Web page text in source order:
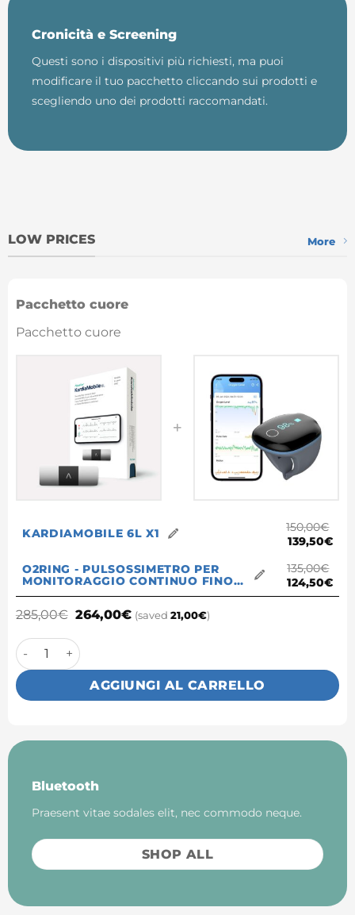
Cronicità e Screening
Questi sono i dispositivi più richiesti, ma puoi
modificare il tuo pacchetto cliccando sui prodotti e
scegliendo uno dei prodotti raccomandati.
LOW PRICES More
Bluetooth
Praesent vitae sodales elit, nec commodo neque.
SHOP ALL
Pacchetto cuore
Pacchetto cuore
KARDIAMOBILE 6L X1 150,00€
139,50€
O2RING - PULSOSSIMETRO PER
MONITORAGGIO CONTINUO FINO A
16 ORE X1
135,00€
124,50€
285,00€ 264,00€ (saved 21,00€)
Pacchetto cuore quantità
AGGIUNGI AL CARRELLO